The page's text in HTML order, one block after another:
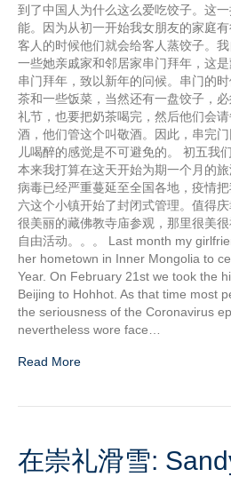
到了中国人为什么这么爱吃饺子。这
能。因为从初一开始我女朋友的家庭
客人的时候他们就会给客人蒸饺子。
一些她亲戚家和邻居家串门拜年，这
串门拜年，致以新年的问候。串门的
茶和一些饭菜，当然还有一盘饺子，
礼节，也要把奶茶喝完，然后他们会
酒，他们管这个叫敬酒。因此，串完
儿喝醉的感觉是不可避免的。 初五我
本来我打算在这天开始为期一个月的
病毒已经严重蔓延至全国各地，疫情
六这个小镇开始了封闭式管理。值得
很美丽的藏佛教寺庙参观，那里很美
自由活动。。。 Last month my
her hometown in Inner Mongolia to
Year. On February 21st we took the
Beijing to Hohhot. As that time most
the seriousness of the Coronavirus
nevertheless wore face…
Read More
在崇礼滑雪: